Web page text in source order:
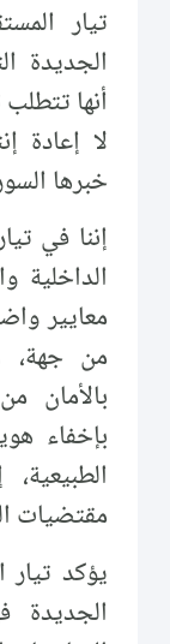
تيار
الجديدة
أنها
لا إعادة
خبرها
إننا في
الداخلية
معايير
من جهة،
بالأمان
بإخفاء
مقتضيات
يؤكد تيار
الجديدة